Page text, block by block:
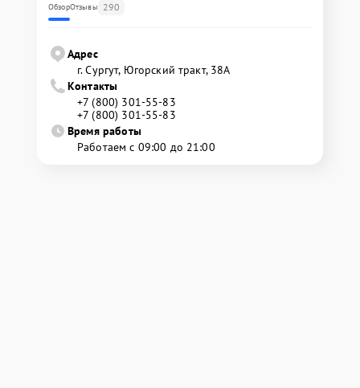
ОбзорОтзывы 290
Адрес
г. Сургут, Югорский тракт, 38А
Контакты
+7 (800) 301-55-83
+7 (800) 301-55-83
Время работы
Работаем с 09:00 до 21:00